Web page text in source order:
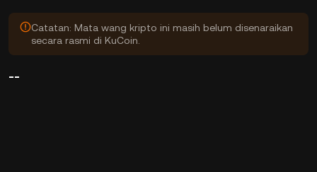
Catatan: Mata wang kripto ini masih belum disenaraikan
secara rasmi di KuCoin.
--